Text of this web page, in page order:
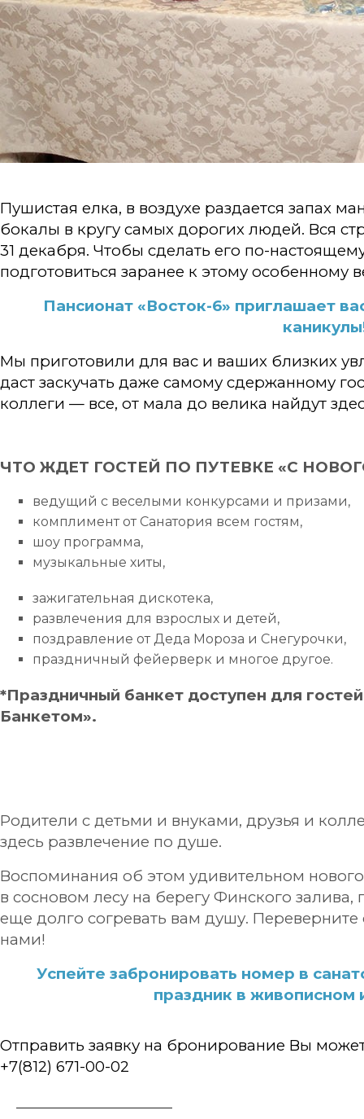
Пушистая елка, в воздухе раздается запах
бокалы в кругу самых дорогих людей. Вся
31 декабря. Чтобы сделать его по-
подготовиться заранее к этому особенному
Пансионат «Восток-6» приглашает
Мы приготовили для вас и ваших близких
даст заскучать даже самому сдержанному
коллеги — все, от мала до велика найдут
ЧТО ЖДЕТ ГОСТЕЙ ПО ПУТЕВКЕ «С
ведущий с веселыми конкурсами и призами,
комплимент от Санатория всем гостям,
шоу программа,
музыкальные хиты,
зажигательная дискотека,
развлечения для взрослых и детей,
поздравление от Деда Мороза и Снегурочки,
праздничный фейерверк и многое другое.
*Праздничный банкет доступен для
Банкетом».
Родители с детьми и внуками, друзья и
здесь развлечение по душе.
Воспоминания об этом удивительном
в сосновом лесу на берегу Финского залива,
еще долго согревать вам душу. Переверните
нами!
Успейте забронировать номер в
праздник в живописном
Отправить заявку на бронирование Вы
+7(812) 671-00-02